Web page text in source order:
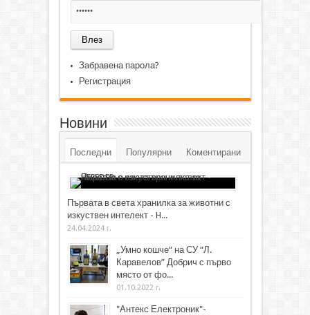
Забравена парола?
Регистрация
Новини
Последни Популярни Коментирани
Първата в света хранилка за животни с
изкуствен интелект - H...
24.04.2024 г.
„Умно кошче“ на СУ “Л.
Каравелов” Добрич с първо
място от фо...
01.10.2022 г.
"Антекс Електроник"-